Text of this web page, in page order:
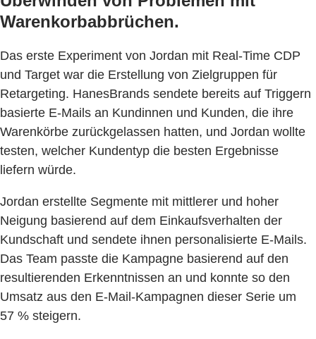
Warenkorbabbrüchen.
Das erste Experiment von Jordan mit Real-Time CDP
und Target war die Erstellung von Zielgruppen für
Retargeting. HanesBrands sendete bereits auf Triggern
basierte E-Mails an Kundinnen und Kunden, die ihre
Warenkörbe zurückgelassen hatten, und Jordan wollte
testen, welcher Kundentyp die besten Ergebnisse
liefern würde.
Jordan erstellte Segmente mit mittlerer und hoher
Neigung basierend auf dem Einkaufsverhalten der
Kundschaft und sendete ihnen personalisierte E-Mails.
Das Team passte die Kampagne basierend auf den
resultierenden Erkenntnissen an und konnte so den
Umsatz aus den E-Mail-Kampagnen dieser Serie um
57 % steigern.